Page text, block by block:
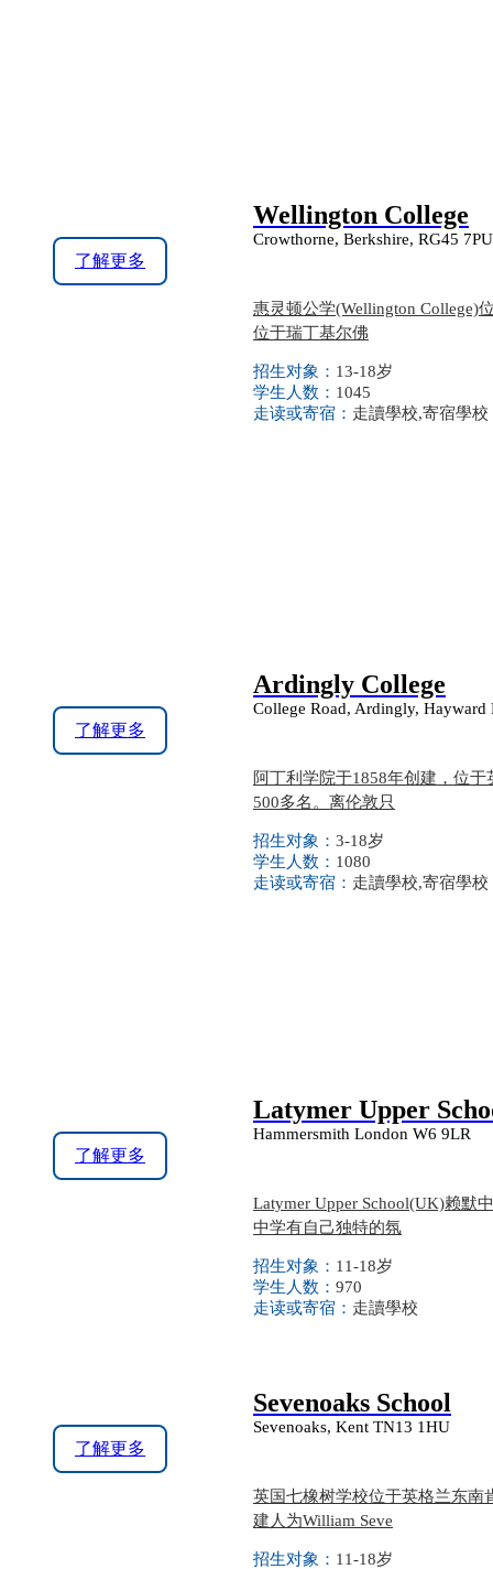
了解更多
Wellington College
Crowthorne, Berkshire, RG45 7PU
惠灵顿公学(Wellington College)
位于瑞丁基尔佛
招生对象： 13-18岁
学生人数： 1045
走读或寄宿： 走讀學校,寄宿學校
了解更多
Ardingly College
College Road, Ardingly, Hayward
阿丁利学院于1858年创建，位
500多名。离伦敦只
招生对象： 3-18岁
学生人数： 1080
走读或寄宿： 走讀學校,寄宿學校
了解更多
Latymer Upper
Hammersmith London W6 9LR
Latymer Upper School(UK)赖默
中学有自己独特的氛
招生对象： 11-18岁
学生人数： 970
走读或寄宿： 走讀學校
了解更多
Sevenoaks School
Sevenoaks, Kent TN13 1HU
英国七橡树学校位于英格兰东南
建人为William Seve
招生对象： 11-18岁